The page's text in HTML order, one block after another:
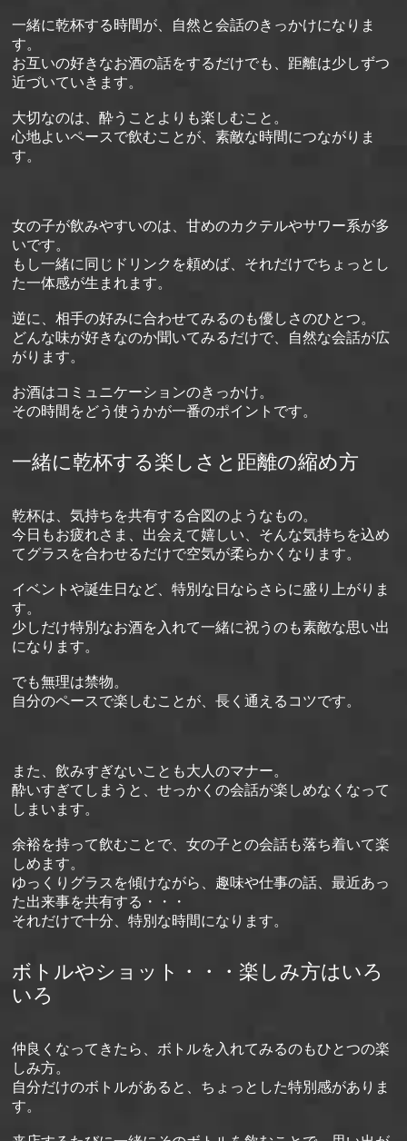
一緒に乾杯する時間が、自然と会話のきっかけになりま
す。
お互いの好きなお酒の話をするだけでも、距離は少しずつ
近づいていきます。
大切なのは、酔うことよりも楽しむこと。
心地よいペースで飲むことが、素敵な時間につながりま
す。
女の子が飲みやすいのは、甘めのカクテルやサワー系が多
いです。
もし一緒に同じドリンクを頼めば、それだけでちょっとし
た一体感が生まれます。
逆に、相手の好みに合わせてみるのも優しさのひとつ。
どんな味が好きなのか聞いてみるだけで、自然な会話が広
がります。
お酒はコミュニケーションのきっかけ。
その時間をどう使うかが一番のポイントです。
一緒に乾杯する楽しさと距離の縮め方
乾杯は、気持ちを共有する合図のようなもの。
今日もお疲れさま、出会えて嬉しい、そんな気持ちを込め
てグラスを合わせるだけで空気が柔らかくなります。
イベントや誕生日など、特別な日ならさらに盛り上がりま
す。
少しだけ特別なお酒を入れて一緒に祝うのも素敵な思い出
になります。
でも無理は禁物。
自分のペースで楽しむことが、長く通えるコツです。
また、飲みすぎないことも大人のマナー。
酔いすぎてしまうと、せっかくの会話が楽しめなくなって
しまいます。
余裕を持って飲むことで、女の子との会話も落ち着いて楽
しめます。
ゆっくりグラスを傾けながら、趣味や仕事の話、最近あっ
た出来事を共有する・・・
それだけで十分、特別な時間になります。
ボトルやショット・・・楽しみ方はいろ
いろ
仲良くなってきたら、ボトルを入れてみるのもひとつの楽
しみ方。
自分だけのボトルがあると、ちょっとした特別感がありま
す。